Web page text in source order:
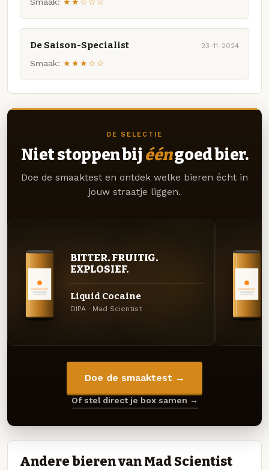
Smaak: ★★☆☆☆
De Saison-Specialist 23-11-2024
Smaak: ★★★☆☆
DE SELECTIE
Niet stoppen bij ééngoed bier.
Doe de smaaktest en ontdek welke bieren écht in
jouw straatje liggen.
BITTER. FRUITIG.
EXPLOSIEF.
Liquid Cocaine
DIPA · Mad Scientist
Doe de smaaktest →
Of stel direct je box samen →
Andere bieren van Mad Scientist